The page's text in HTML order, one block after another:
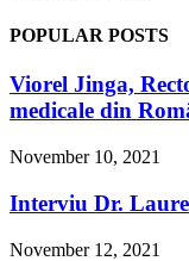
POPULAR POSTS
Viorel Jinga,
medicale din
November 10, 2021
Interviu Dr.
November 12, 2021